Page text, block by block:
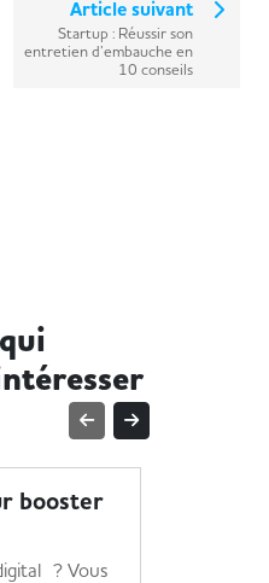
Article suivant
Startup : Réussir son
entretien d’embauche en
10 conseils
booster
? Vous